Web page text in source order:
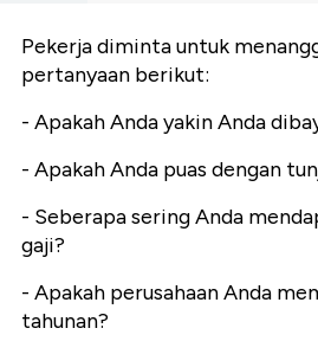
Pekerja diminta untuk
pertanyaan berikut:
- Apakah Anda yakin Anda
- Apakah Anda puas dengan
- Seberapa sering Anda
gaji?
- Apakah perusahaan Anda
tahunan?